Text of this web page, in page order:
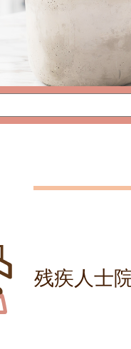
资讯网
残疾人士